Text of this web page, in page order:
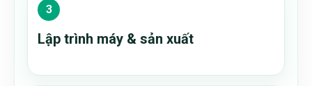
Lập trình máy & sản xuất